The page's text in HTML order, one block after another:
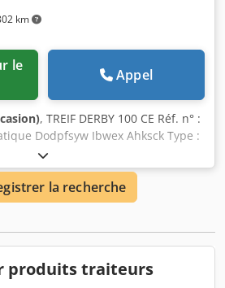
km
Appel
, TREIF DERBY 100 CE Réf. n° :
Dodpfsyw Ibwex Ahksck Type :
- 2720 Section de chargement (Lxlxh)
faucille : plate Longueur de coupe
scie 1 jeu 5 x 5 mm Dimensions de
: 850 Longueur : 1400 Hauteur
la recherche
produits traiteurs